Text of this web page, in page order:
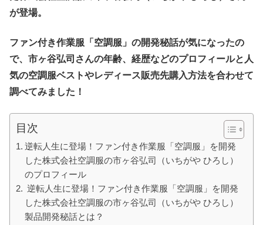
が登場。
ファン付き作業服「空調服」の開発秘話が気になったの
で、市ヶ谷弘司さんの年齢、経歴などのプロフィールと人
気の空調服ベストやレディース販売先購入方法を合わせて
調べてみました！
目次
逆転人生に登場！ファン付き作業服「空調服」を開発
した株式会社空調服の市ヶ谷弘司（いちがや ひろし）
のプロフィール
逆転人生に登場！ファン付き作業服「空調服」を開発
した株式会社空調服の市ヶ谷弘司（いちがや ひろし）
製品開発秘話とは？